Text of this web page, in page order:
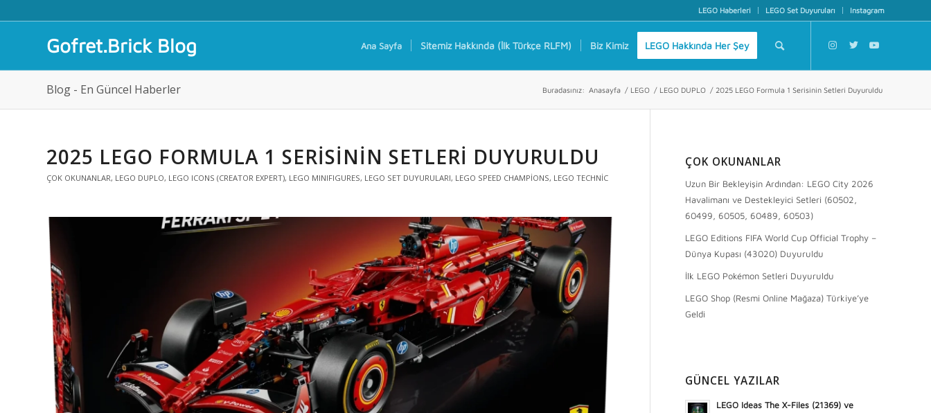
LEGO Haberleri LEGO Set Duyuruları Instagram
Gofret.Brick Blog Ana Sayfa Sitemiz Hakkında (İlk Türkçe RLFM) Biz Kimiz LEGO Hakkında Her Şey
Blog - En Güncel Haberler Buradasınız: Anasayfa / LEGO / LEGO DUPLO / 2025 LEGO Formula 1 Serisinin Setleri Duyuruldu
2025 LEGO FORMULA 1 SERISININ SETLERI DUYURULDU
ÇOK OKUNANLAR, LEGO DUPLO, LEGO ICONS (CREATOR EXPERT), LEGO MINIFIGURES, LEGO SET DUYURULARI, LEGO SPEED CHAMPIONS, LEGO TECHNIC
ÇOK OKUNANLAR
Uzun Bir Bekleyişin Ardından: LEGO City 2026
Havalimanı ve Destekleyici Setleri (60502,
60499, 60505, 60489, 60503)
LEGO Editions FIFA World Cup Official Trophy –
Dünya Kupası (43020) Duyuruldu
İlk LEGO Pokémon Setleri Duyuruldu
LEGO Shop (Resmi Online Mağaza) Türkiye’ye
Geldi
GÜNCEL YAZILAR
LEGO Ideas The X-Files (21369) ve